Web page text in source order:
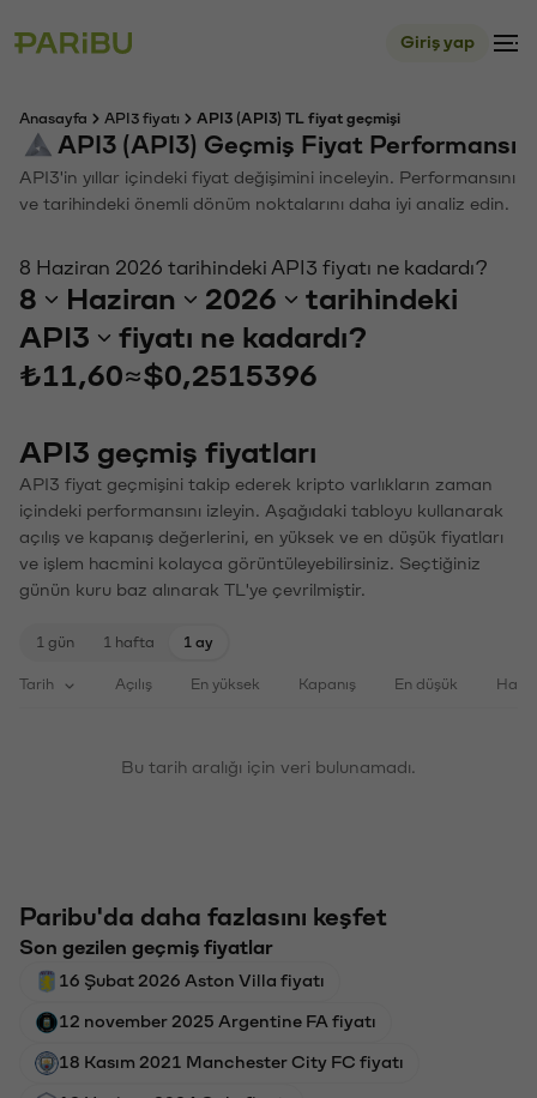
Giriş yap
Anasayfa API3 fiyatı API3 (API3) TL fiyat geçmişi
API3 (API3) Geçmiş Fiyat Performansı
API3'in yıllar içindeki fiyat değişimini inceleyin. Performansını
ve tarihindeki önemli dönüm noktalarını daha iyi analiz edin.
8 Haziran 2026 tarihindeki API3 fiyatı ne kadardı?
8 Haziran 2026
tarihindeki
API3
fiyatı ne kadardı?
₺11,60≈$0,2515396
API3 geçmiş fiyatları
API3 fiyat geçmişini takip ederek kripto varlıkların zaman
içindeki performansını izleyin. Aşağıdaki tabloyu kullanarak
açılış ve kapanış değerlerini, en yüksek ve en düşük fiyatları
ve işlem hacmini kolayca görüntüleyebilirsiniz. Seçtiğiniz
günün kuru baz alınarak TL'ye çevrilmiştir.
1 gün 1 hafta 1 ay
Tarih Açılış En yüksek Kapanış En düşük
Bu tarih aralığı için veri bulunamadı.
Paribu'da daha fazlasını keşfet
Son gezilen geçmiş fiyatlar
16 Şubat 2026 Aston Villa fiyatı
12 november 2025 Argentine FA fiyatı
18 Kasım 2021 Manchester City FC fiyatı